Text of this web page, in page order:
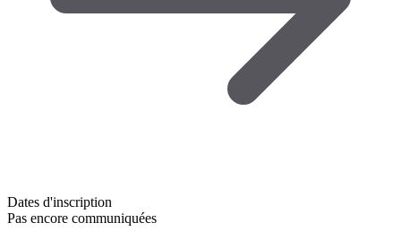
Dates d'inscription
Pas encore communiquées